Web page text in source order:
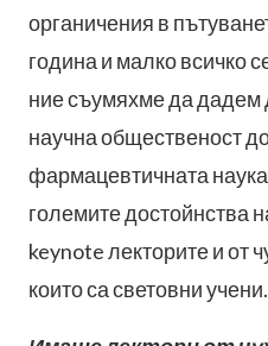
органичения в
година и малко всичко
ние съумяхме да дадем
научна общественост
фармацевтичната
големите достойнства
keynote лекторите и от
които са световни учени.